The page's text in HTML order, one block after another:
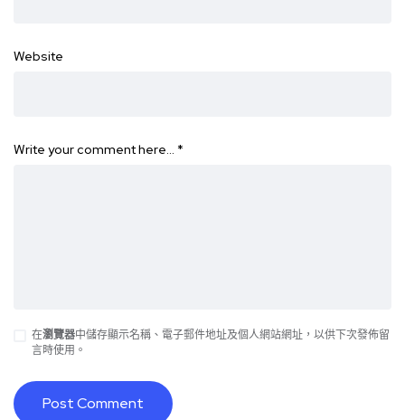
Website
Write your comment here… *
在瀏覽器中儲存顯示名稱、電子郵件地址及個人網站網址，以供下次發佈留
言時使用。